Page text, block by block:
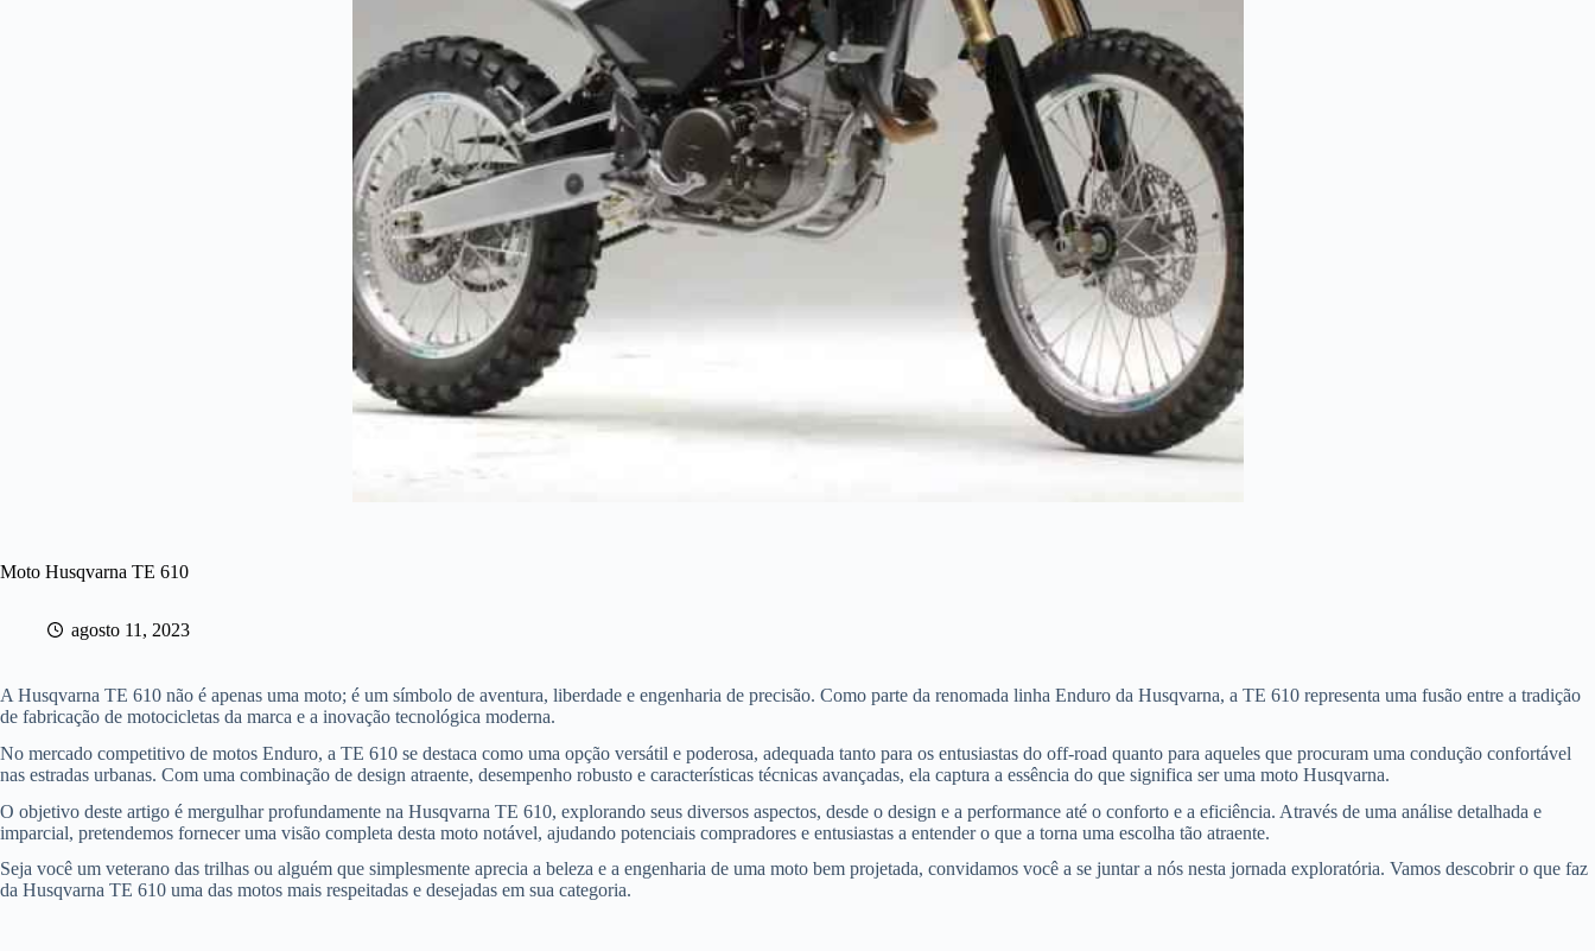
Moto Husqvarna TE 610
agosto 11, 2023
A Husqvarna TE 610 não é apenas uma moto; é um símbolo de aventura, liberdade e engenharia de precisão. Como parte da renomada linha Enduro da Husqvarna, a TE 610 representa uma fusão entre a tradição
de fabricação de motocicletas da marca e a inovação tecnológica moderna.
No mercado competitivo de motos Enduro, a TE 610 se destaca como uma opção versátil e poderosa, adequada tanto para os entusiastas do off-road quanto para aqueles que procuram uma condução confortável
nas estradas urbanas. Com uma combinação de design atraente, desempenho robusto e características técnicas avançadas, ela captura a essência do que significa ser uma moto Husqvarna.
O objetivo deste artigo é mergulhar profundamente na Husqvarna TE 610, explorando seus diversos aspectos, desde o design e a performance até o conforto e a eficiência. Através de uma análise detalhada e
imparcial, pretendemos fornecer uma visão completa desta moto notável, ajudando potenciais compradores e entusiastas a entender o que a torna uma escolha tão atraente.
Seja você um veterano das trilhas ou alguém que simplesmente aprecia a beleza e a engenharia de uma moto bem projetada, convidamos você a se juntar a nós nesta jornada exploratória. Vamos descobrir o que faz
da Husqvarna TE 610 uma das motos mais respeitadas e desejadas em sua categoria.